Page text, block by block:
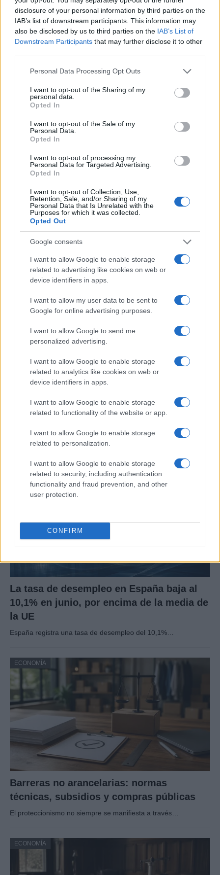
disclosure of your personal information by third parties on the
IAB’s list of downstream participants. This information may
also be disclosed by us to third parties on the IAB’s List of
Downstream Participants that may further disclose it to other
Please note that this website/app uses one or more Google
not limited to your visit or usage behaviour. You may click to
grant or deny consent to Google and its third-party tags to
use your data for below specified purposes in below Google
consent section.
Personal Data Processing Opt Outs
I want to opt-out of the Sharing of my
personal data.
Opted In
I want to opt-out of the Sale of my
Personal Data.
Opted In
I want to opt-out of processing my
Personal Data for Targeted Advertising.
Opted In
I want to opt-out of Collection, Use,
Retention, Sale, and/or Sharing of my
Personal Data that Is Unrelated with the
Purposes for which it was collected.
Opted Out
Google consents
I want to allow Google to enable storage
related to advertising like cookies on web or
device identifiers in apps.
I want to allow my user data to be sent to
Google for online advertising purposes.
I want to allow Google to send me
personalized advertising.
I want to allow Google to enable storage
related to analytics like cookies on web or
device identifiers in apps.
I want to allow Google to enable storage
related to functionality of the website or app.
I want to allow Google to enable storage
related to personalization.
I want to allow Google to enable storage
related to security, including authentication
functionality and fraud prevention, and other
user protection.
CONFIRM
euros de ARR en el primer semestre de
2026 y lanza su plataforma de Creator
Marketing en España
Vidoser, la marca internacional de go-to-market de
ECONOMÍA
Cómo medir la productividad por hora
trabajada y por trabajador
Explora la productividad desde diferentes ángulos y su…
El PIB de España crece un 0.7% en el
segundo trimestre de 2026, por encima de
El PIB de España registra un crecimiento del…
La tasa de desempleo en España baja al
10,1% en junio, por encima de la media de
la UE
España registra una tasa de desempleo del 10,1%…
ECONOMÍA
Barreras no arancelarias: normas
técnicas, subsidios y compras públicas
El proteccionismo no siempre se manifiesta a través…
ECONOMÍA